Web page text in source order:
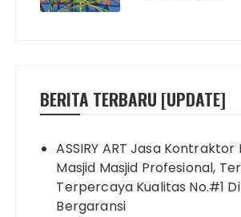
BERITA TERBARU [UPDATE]
ASSIRY ART Jasa Kontraktor
Masjid Masjid Profesional,
Terpercaya Kualitas No.#1
Bergaransi